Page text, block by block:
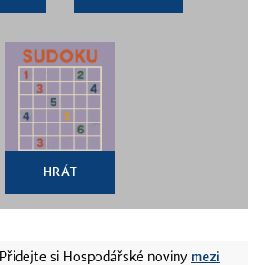
HRÁT
Přidejte si Hospodářské noviny mezi